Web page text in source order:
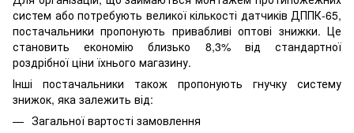
систем або потребують великої кількості датчиків ДППК-65,
постачальники пропонують привабливі оптові знижки. Це
становить економію близько 8,3% від стандартної
роздрібної ціни їхнього магазину.
Інші постачальники також пропонують гнучку систему
знижок, яка залежить від:
Загальної вартості замовлення